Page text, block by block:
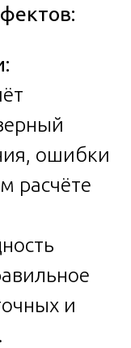
ошибки
расчёте
и